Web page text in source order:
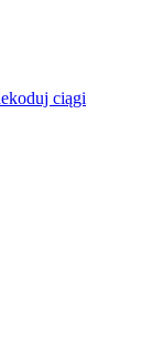
ciągi